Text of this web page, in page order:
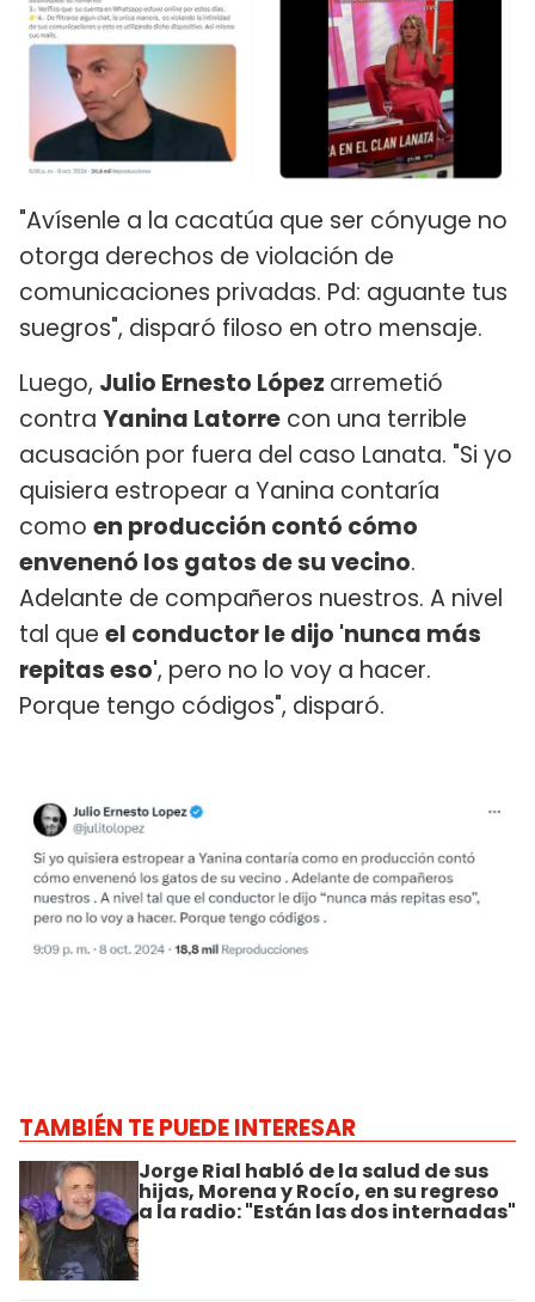
"Avísenle a la cacatúa que ser cónyuge no
otorga derechos de violación de
comunicaciones privadas. Pd: aguante tus
suegros", disparó filoso en otro mensaje.
Luego, Julio Ernesto López arremetió
contra Yanina Latorre con una terrible
acusación por fuera del caso Lanata. "Si yo
quisiera estropear a Yanina contaría
como en producción contó cómo
envenenó los gatos de su vecino.
Adelante de compañeros nuestros. A nivel
tal que el conductor le dijo 'nunca más
repitas eso', pero no lo voy a hacer.
Porque tengo códigos", disparó.
TAMBIÉN TE PUEDE INTERESAR
Jorge Rial habló de la salud de sus
hijas, Morena y Rocío, en su regreso
a la radio: "Están las dos internadas"